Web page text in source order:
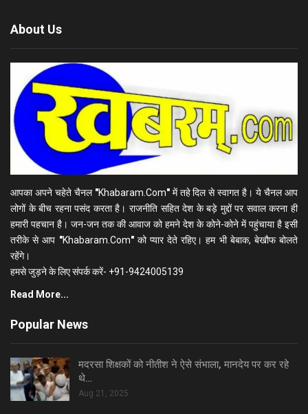
About Us
आपका अपने चहेते चैनल "Khabaram.Com"में तहे दिल से स्वागत है। ये चैनल आप
लोगों के बीच रहना पसंद करता है। राजनीति सहित देश के बड़े मुद्दों पर सवाल करना ही
हमारी पहचान है। जन-जन तक की आवाज को हमने देश के कोने-कोने में पहुंचाया है इसी
तरीके से आप "Khabaram.Com"को प्यार देते रहिए। हम भी बेबाक, बेखौफ बोलते
रहेंगे।
हमसे जुड़ने के लिए संपर्क करें- +91-9424005139
Read More...
Popular News
मदरसा शिक्षकों को नीतीश ने ऐसे संभाला, मानदेय पर कर रहे
थे…
Aug 21, 2025